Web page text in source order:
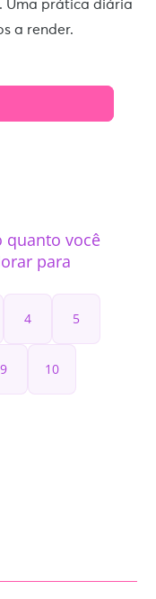
Uma prática diária
a render.